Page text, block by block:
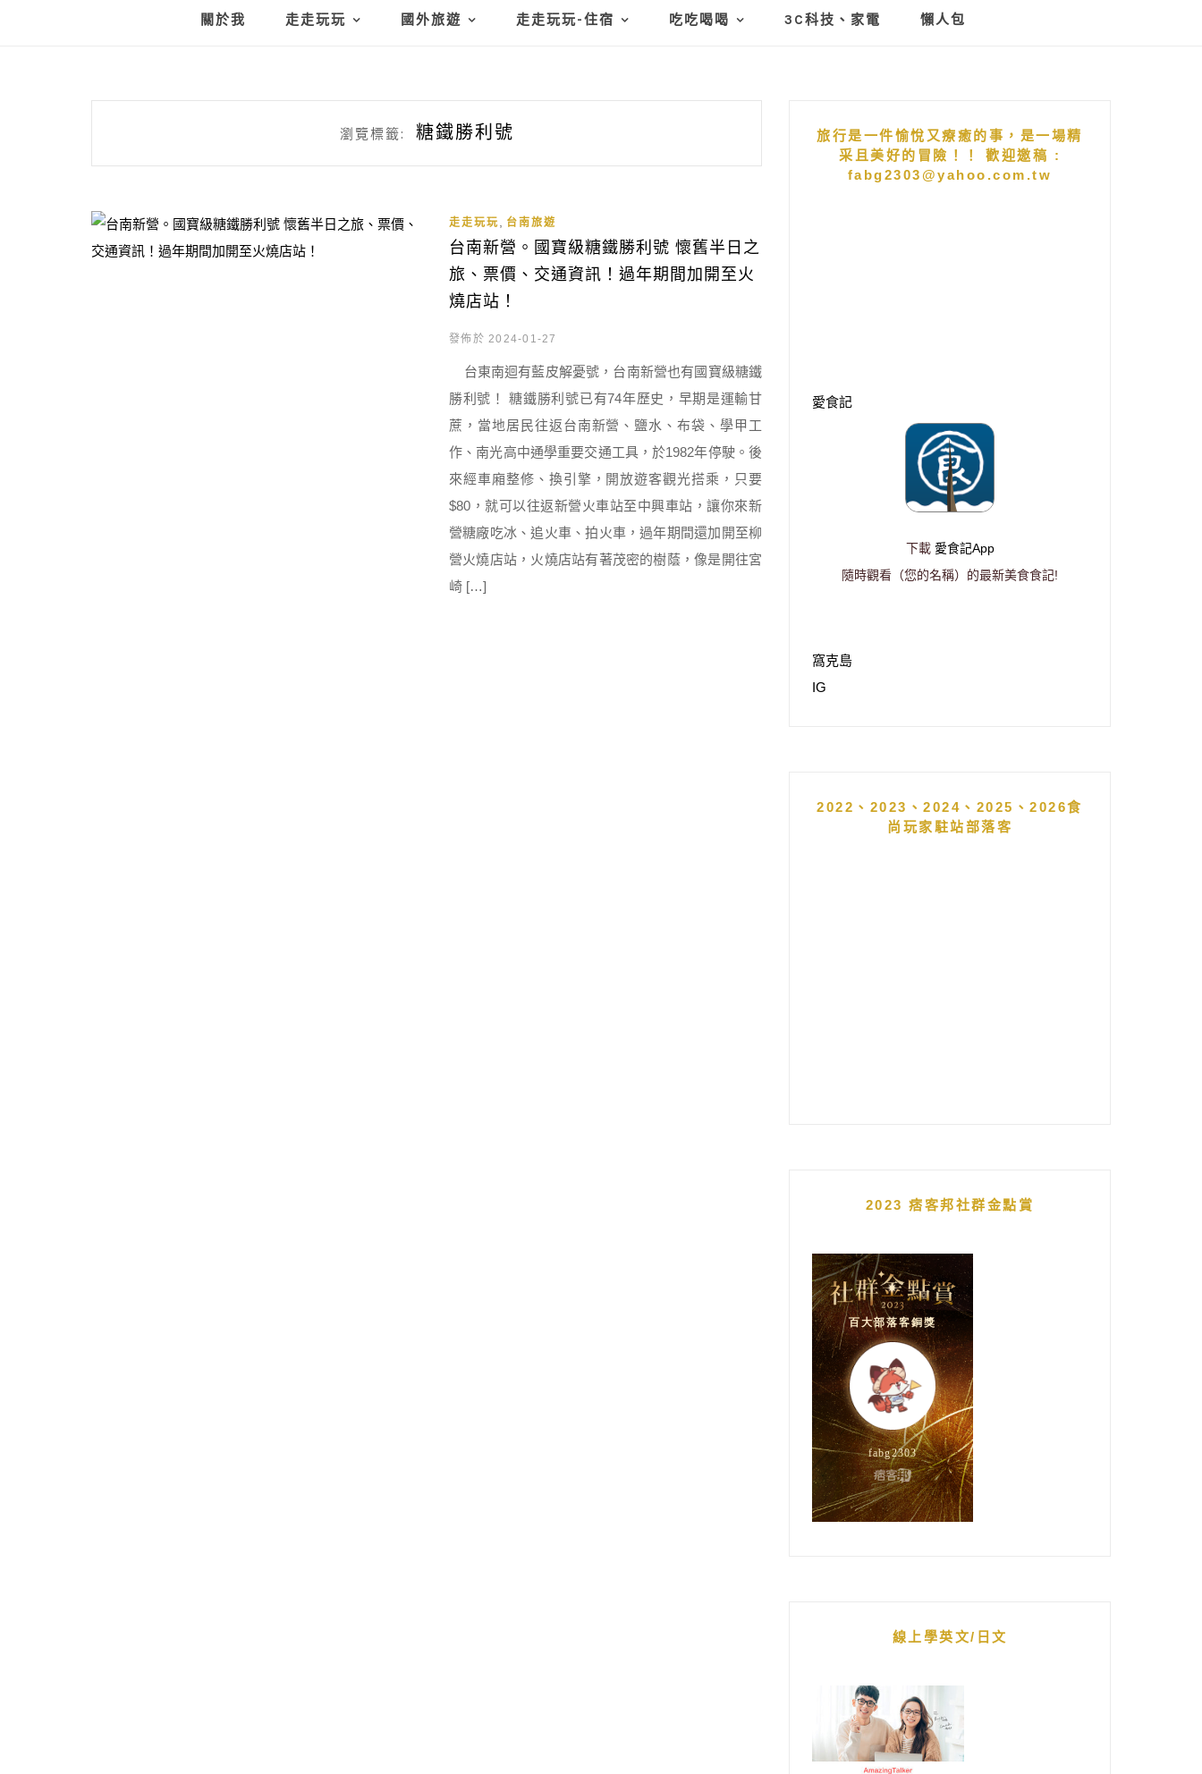
關於我 走走玩玩 國外旅遊 走走玩玩-住宿 吃吃喝喝 3C科技、家電 懶人包
瀏覽標籤: 糖鐵勝利號
走走玩玩 台南旅遊
台南新營。國寶級糖鐵勝利號 懷舊半日之
旅、票價、交通資訊！過年期間加開至火
燒店站！
發佈於 2024-01-27
台東南迴有藍皮解憂號，台南新營也有國寶級糖鐵
勝利號！ 糖鐵勝利號已有74年歷史，早期是運輸甘
蔗，當地居民往返台南新營、鹽水、布袋、學甲工
作、南光高中通學重要交通工具，於1982年停駛。後
來經車廂整修、換引擎，開放遊客觀光搭乘，只要
$80，就可以往返新營火車站至中興車站，讓你來新
營糖廠吃冰、追火車、拍火車，過年期間還加開至柳
營火燒店站，火燒店站有著茂密的樹蔭，像是開往宮
崎 […]
旅行是一件愉悅又療癒的事，是一場精
采且美好的冒險！！ 歡迎邀稿 :
fabg2303@yahoo.com.tw
愛食記
下載 愛食記App
隨時觀看（您的名稱）的最新美食食記!
窩克島
IG
2022、2023、2024、2025、2026食
尚玩家駐站部落客
2023 痞客邦社群金點賞
線上學英文/日文